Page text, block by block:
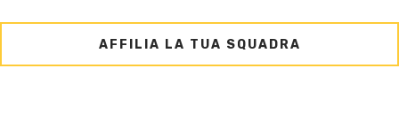
AFFILIA LA TUA SQUADRA